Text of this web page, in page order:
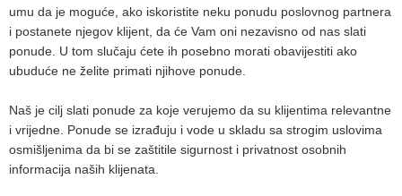
umu da je moguće, ako iskoristite neku ponudu poslovnog partnera
i postanete njegov klijent, da će Vam oni nezavisno od nas slati
ponude. U tom slučaju ćete ih posebno morati obavijestiti ako
ubuduće ne želite primati njihove ponude.
Naš je cilj slati ponude za koje verujemo da su klijentima relevantne
i vrijedne. Ponude se izrađuju i vode u skladu sa strogim uslovima
osmišljenima da bi se zaštitile sigurnost i privatnost osobnih
informacija naših klijenata.